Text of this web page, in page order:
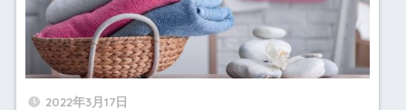
2022年3月17日